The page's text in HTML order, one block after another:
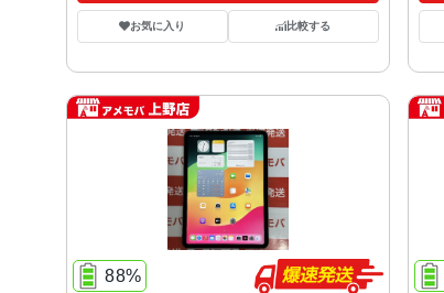
お気に入り 比較する
88%